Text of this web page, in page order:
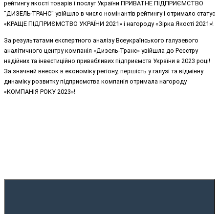
рейтингу якості товарів і послуг України ПРИВАТНЕ ПІДПРИЄМСТВО
"ДИЗЕЛЬ-ТРАНС" увійшло в число номінантів рейтингу і отримало статус
«КРАЩЕ ПІДПРИЄМСТВО УКРАЇНИ 2021» і нагороду «Зірка Якості 2021»!
За результатами експертного аналізу Всеукраїнського галузевого
аналітичного центру компанія «Дизель-Транс» увійшла до Реєстру
надійних та інвестиційно привабливих підприємств України в 2023 році!
За значний внесок в економіку регіону, першість у галузі та відмінну
динаміку розвитку підприємства компанія отримала нагороду
«КОМПАНІЯ РОКУ 2023»!